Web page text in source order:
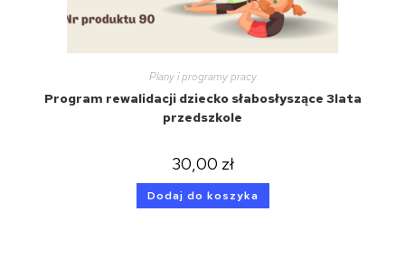
Plany i programy pracy
Program rewalidacji dziecko słabosłyszące 3lata
przedszkole
30,00 zł
Dodaj do koszyka